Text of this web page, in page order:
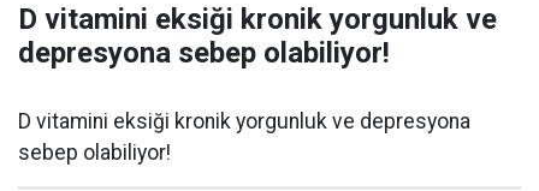
D vitamini eksiği kronik yorgunluk ve
depresyona sebep olabiliyor!
D vitamini eksiği kronik yorgunluk ve depresyona
sebep olabiliyor!